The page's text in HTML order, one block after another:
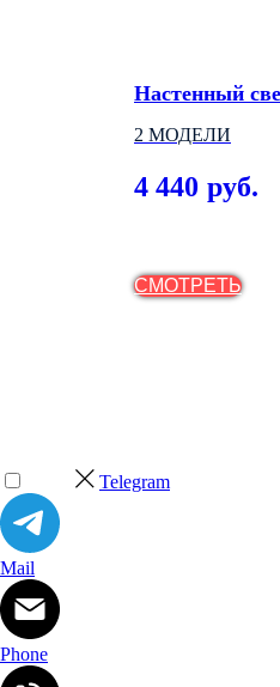
Настенный
2 МОДЕЛИ
4 440 руб.
СМОТРЕТЬ
Telegram
Mail
Phone